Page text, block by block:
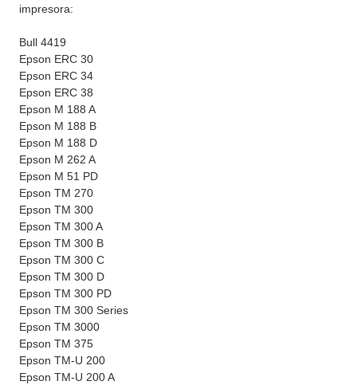
impresora:
Bull 4419
Epson ERC 30
Epson ERC 34
Epson ERC 38
Epson M 188 A
Epson M 188 B
Epson M 188 D
Epson M 262 A
Epson M 51 PD
Epson TM 270
Epson TM 300
Epson TM 300 A
Epson TM 300 B
Epson TM 300 C
Epson TM 300 D
Epson TM 300 PD
Epson TM 300 Series
Epson TM 3000
Epson TM 375
Epson TM-U 200
Epson TM-U 200 A